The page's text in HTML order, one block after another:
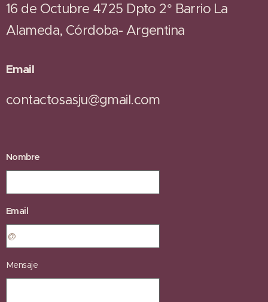
16 de Octubre 4725 Dpto 2° Barrio La
Alameda, Córdoba- Argentina
Email
contactosasju@gmail.com
Nombre
Email
Mensaje